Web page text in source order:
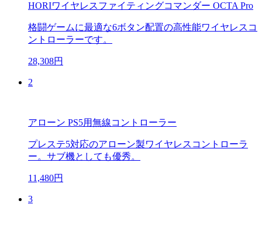
HORIワイヤレスファイティングコマンダー OCTA Pro
格闘ゲームに最適な6ボタン配置の高性能ワイヤレスコ
ントローラーです。
28,308円
2
アローン PS5用無線コントローラー
プレステ5対応のアローン製ワイヤレスコントローラ
ー。サブ機としても優秀。
11,480円
3